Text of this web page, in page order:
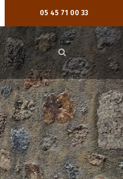
05 45 71 00 33